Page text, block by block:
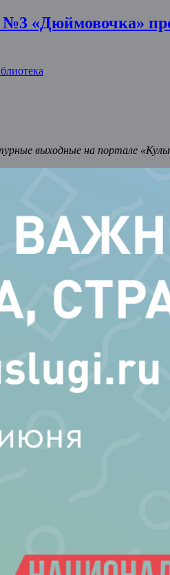
«Дюймовочка»
выходные на портале